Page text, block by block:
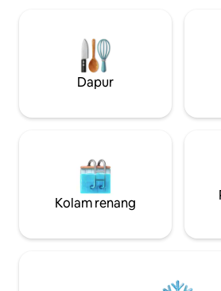
golf 18 hole, jalur berlari dan
restoran, dan bersepeda quad
tunggangan dan banyak lagi
Dapur
Kolam renang